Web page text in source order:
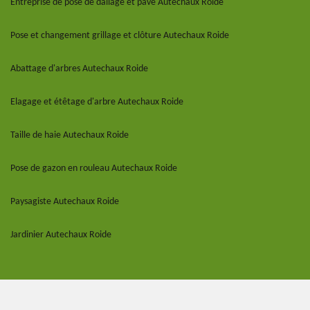
Entreprise de pose de dallage et pavé Autechaux Roide
Pose et changement grillage et clôture Autechaux Roide
Abattage d'arbres Autechaux Roide
Elagage et étêtage d'arbre Autechaux Roide
Taille de haie Autechaux Roide
Pose de gazon en rouleau Autechaux Roide
Paysagiste Autechaux Roide
Jardinier Autechaux Roide